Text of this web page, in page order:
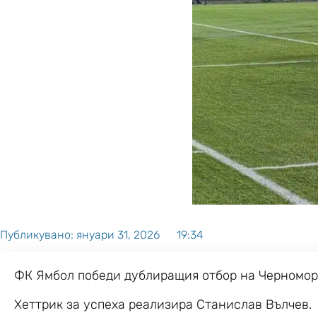
Публикувано: януари 31, 2026 19:34
ФК Ямбол победи дублиращия отбор на
Хеттрик за успеха реализира Станислав Вълчев.